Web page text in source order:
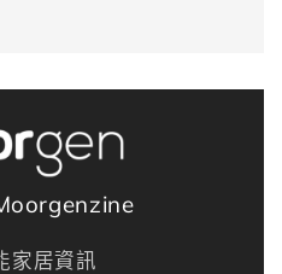
家居資訊